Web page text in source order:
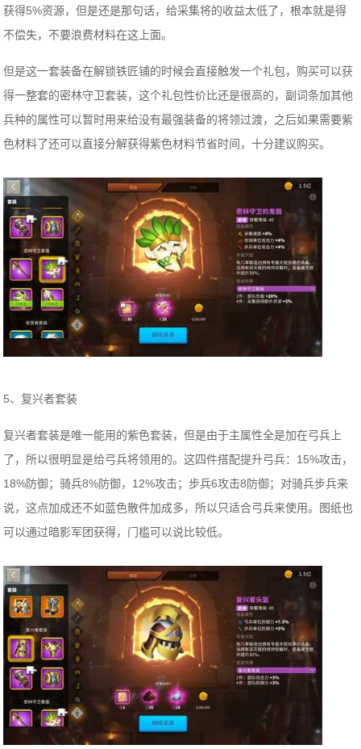
获得5%资源，但是还是那句话，给采集将的收益太低了，根本就是得
不偿失，不要浪费材料在这上面。
但是这一套装备在解锁铁匠铺的时候会直接触发一个礼包，购买可以获
得一整套的密林守卫套装，这个礼包性价比还是很高的，副词条加其他
兵种的属性可以暂时用来给没有最强装备的将领过渡，之后如果需要紫
色材料了还可以直接分解获得紫色材料节省时间，十分建议购买。
5、复兴者套装
复兴者套装是唯一能用的紫色套装，但是由于主属性全是加在弓兵上
了，所以很明显是给弓兵将领用的。这四件搭配提升弓兵：15%攻击，
18%防御；骑兵8%防御，12%攻击；步兵6攻击8防御；对骑兵步兵来
说，这点加成还不如蓝色散件加成多，所以只适合弓兵来使用。图纸也
可以通过暗影军团获得，门槛可以说比较低。